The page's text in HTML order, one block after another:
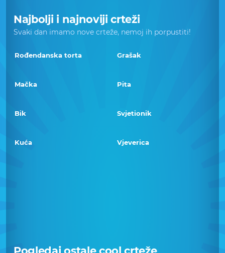
Najbolji i najnoviji crteži
Svaki dan imamo nove crteže, nemoj ih porpustiti!
Rođendanska torta Grašak
Mačka Pita
Bik Svjetionik
Kuća Vjeverica